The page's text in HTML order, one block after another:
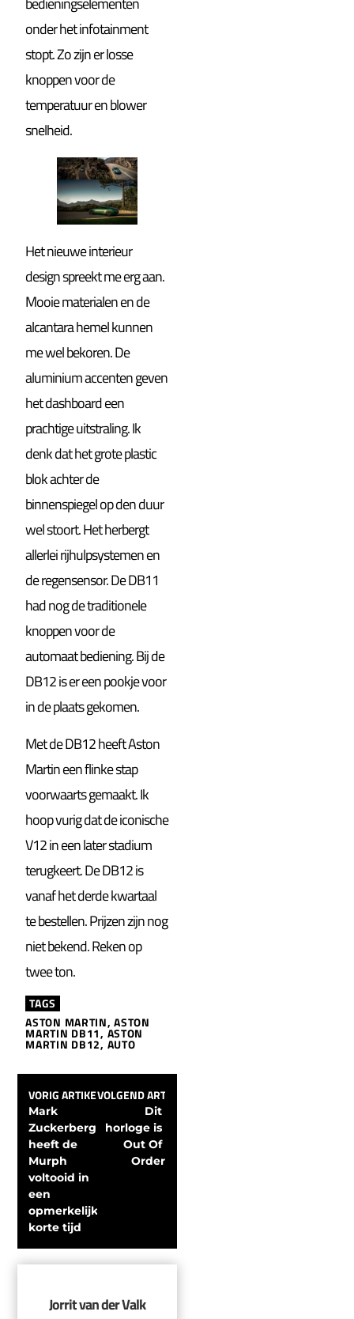
onder het infotainment
stopt. Zo zijn er losse
knoppen voor de
temperatuur en blower
snelheid.
Het nieuwe interieur
design spreekt me erg aan.
Mooie materialen en de
alcantara hemel kunnen
me wel bekoren. De
aluminium accenten geven
het dashboard een
prachtige uitstraling. Ik
denk dat het grote plastic
blok achter de
binnenspiegel op den duur
wel stoort. Het herbergt
allerlei rijhulpsystemen en
de regensensor. De DB11
had nog de traditionele
knoppen voor de
automaat bediening. Bij de
DB12 is er een pookje voor
in de plaats gekomen.
Met de DB12 heeft Aston
Martin een flinke stap
voorwaarts gemaakt. Ik
hoop vurig dat de iconische
V12 in een later stadium
terugkeert. De DB12 is
vanaf het derde kwartaal
te bestellen. Prijzen zijn nog
niet bekend. Reken op
twee ton.
TAGS
ASTON MARTIN,ASTON
MARTIN DB11, ASTON
MARTIN DB12, AUTO
VORIG ARTIKEL
Mark
Zuckerberg
heeft de
Murph
voltooid in
een
opmerkelijk
korte tijd
VOLGEND ARTIKEL
Dit
horloge is
Out Of
Order
Jorrit van der Valk